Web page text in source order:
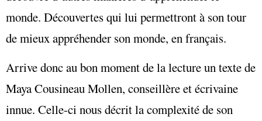
monde. Découvertes qui lui permettront à son tour
de mieux appréhender son monde, en français.
Arrive donc au bon moment de la lecture un texte de
Maya Cousineau Mollen, conseillère et écrivaine
innue. Celle-ci nous décrit la complexité de son